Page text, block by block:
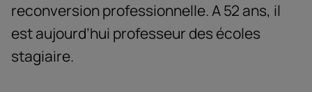
reconversion professionnelle. A 52 ans, il
est aujourd’hui professeur des écoles
stagiaire.